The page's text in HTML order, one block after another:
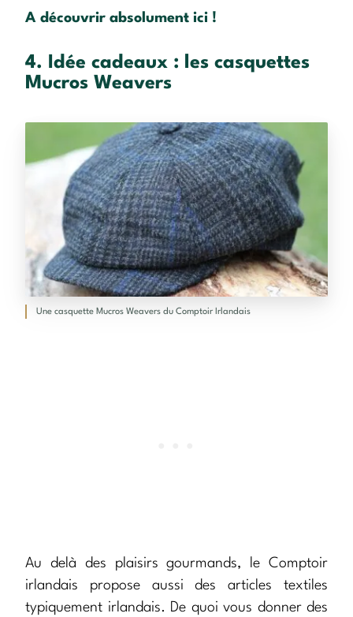
A découvrir absolument ici !
4. Idée cadeaux : les casquettes
Mucros Weavers
Une casquette Mucros Weavers du Comptoir Irlandais
Au delà des plaisirs gourmands, le Comptoir
irlandais propose aussi des articles textiles
typiquement irlandais. De quoi vous donner des